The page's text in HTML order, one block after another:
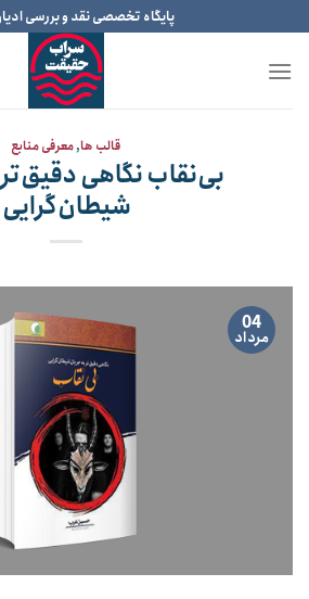
to
content
پایگاه تخصصی نقد و بررسی
قالب ها,معرفی منابع
بی‌نقاب نگاهی
شیطان‌گرایی
04
مرداد